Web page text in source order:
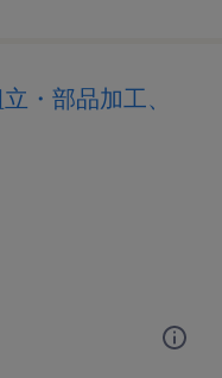
・部品加工、